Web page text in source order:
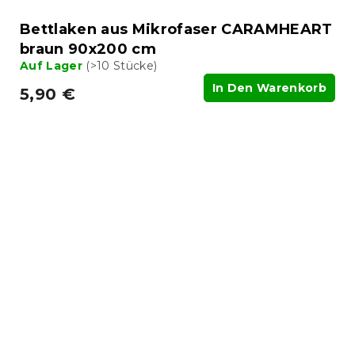
Bettlaken aus Mikrofaser CARAMHEART
braun 90x200 cm
Auf Lager (>10 Stücke)
5,90 € In Den Warenkorb